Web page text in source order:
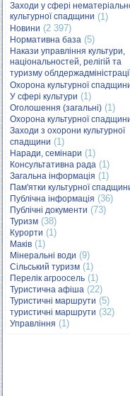
Заходи у сфері
культурної спадщини (1)
Новини (2 397)
Нормативна база (5)
Накази управління культури,
національностей, релігій та
туризму
Охорона культурної
У сфері культури (1)
Оголошення (загальні) (1)
Охорона культурної
Заходи з охорони культурної
спадщини (1)
Наради, семінари (1)
Консультативна рада (1)
Загальна інформація (1)
Пам'ятки культурної
Публічна інформація (36)
Публічні документи (73)
Туризм (38)
Курорти (1)
Маків (1)
Мінеральні води (9)
Сільський туризм (1)
Перелік агроосель (1)
Туристична афіша (22)
Туристичні маршрути (5)
туристичні маршрути (32)
Управління (1)